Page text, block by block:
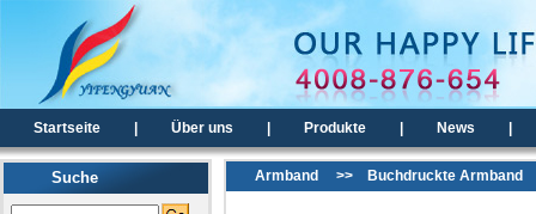
Startseite Über uns Produkte News
Suche Armband >> Buchdruckte Armband